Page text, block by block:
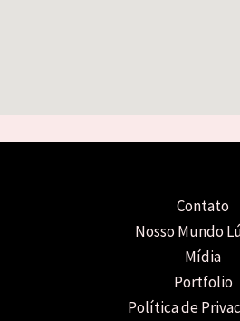
Contato
Nosso Mundo
Mídia
Portfolio
Política de